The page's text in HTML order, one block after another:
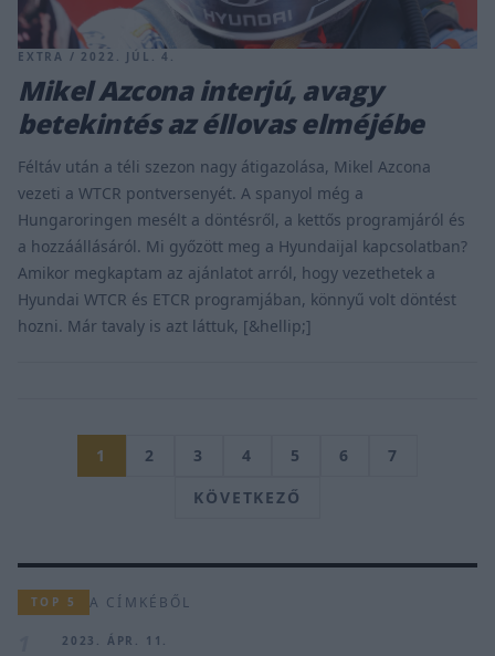
EXTRA / 2022. JÚL. 4.
Mikel Azcona interjú, avagy
betekintés az éllovas elméjébe
Féltáv után a téli szezon nagy átigazolása, Mikel Azcona
vezeti a WTCR pontversenyét. A spanyol még a
Hungaroringen mesélt a döntésről, a kettős programjáról és
a hozzáállásáról. Mi győzött meg a Hyundaijal kapcsolatban?
Amikor megkaptam az ajánlatot arról, hogy vezethetek a
Hyundai WTCR és ETCR programjában, könnyű volt döntést
hozni. Már tavaly is azt láttuk, [&hellip;]
1 2 3 4 5 6
7
KÖVETKEZŐ
TOP 5 A CÍMKÉBŐL
2023. ÁPR. 11.